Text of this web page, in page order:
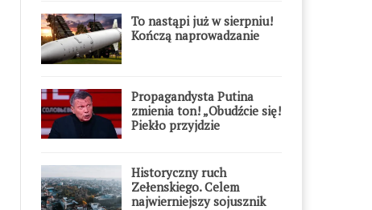
To nastąpi już w sierpniu!
Kończą naprowadzanie
Propagandysta Putina
zmienia ton! „Obudźcie się!
Piekło przyjdzie
Historyczny ruch
Zełenskiego. Celem
najwierniejszy sojusznik